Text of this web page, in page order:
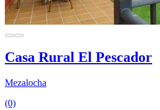
Casa Rural El Pescador
Mezalocha
(0)